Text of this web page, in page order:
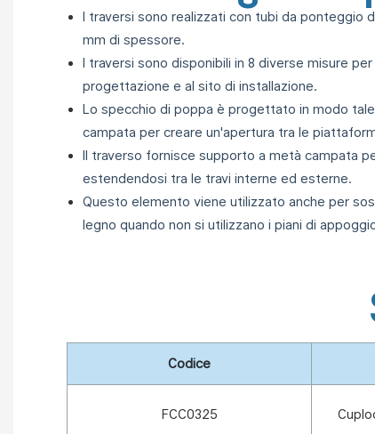
I traversi sono realizzati con tubi da ponteggio
mm di spessore.
I traversi sono disponibili in 8 diverse misure
progettazione e al sito di installazione.
Lo specchio di poppa è progettato in modo
campata per creare un'apertura tra le
Il traverso fornisce supporto a metà campata
estendendosi tra le travi interne ed esterne.
Questo elemento viene utilizzato anche per
legno quando non si utilizzano i piani di
Codice
FCC0325